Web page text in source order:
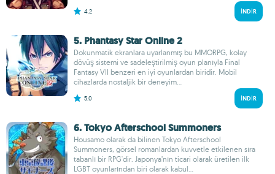
4.2 İNDIR
5. Phantasy Star Online 2
Dokunmatik ekranlara uyarlanmış bu MMORPG, kolay
dövüş sistemi ve sadeleştirilmiş oyun planıyla Final
Fantasy VII benzeri en iyi oyunlardan biridir. Mobil
cihazlarda nostaljik bir deneyim...
5.0 İNDIR
6. Tokyo Afterschool Summoners
Housamo olarak da bilinen Tokyo Afterschool
Summoners, görsel romanlardan kuvvetle etkilenen sıra
tabanlı bir RPG'dir. Japonya’nın ticari olarak üretilen ilk
LGBT oyunlarından biri olarak kabul...